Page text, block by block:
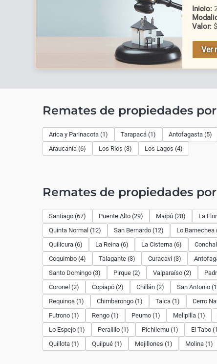
Inicio:
Valor:
Ver
Remates de propiedades
Arica y Parinacota (1) Tarapacá (1) Antofagasta (5)
Araucanía (6)
Los Ríos (3) Los Lagos (4)
Remates de propiedades
Santiago (67) Puente Alto (29) Maipú (28) La
Quinta Normal (12)
San Bernardo (12) Lo Barnechea
Quilicura (6)
La Reina (6) La Cisterna (6)
Coquimbo (4)
Talagante (3) Curacaví (3)
Santo Domingo (3)
Pirque (2) Valparaíso (2)
Coronel (2)
Copiapó (2) Chillán (2) San Antonio
Requinoa (1)
Chimbarongo (1) Talca (1) Cerro
Futrono (1)
Rengo (1) Peumo (1) Melipilla (1)
Lo Espejo (1)
Peralillo (1) Pichilemu (1) El Tabo
Quillota (1)
Quilpué (1) Mejillones (1) Molina (1)